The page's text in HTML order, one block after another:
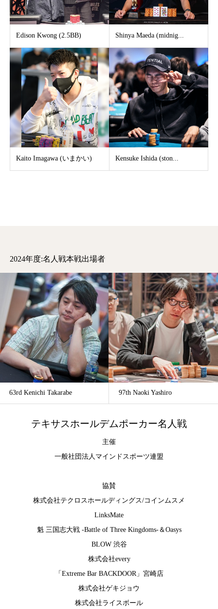
Edison Kwong (2.5BB) Shinya Maeda (midnig...
Kaito Imagawa (いまかい) Kensuke Ishida (ston...
2024年度:名人戦本戦出場者
63rd Kenichi Takarabe 97th Naoki Yashiro
テキサスホールデムポーカー名人戦
主催
一般社団法人マインドスポーツ連盟
協賛
株式会社テクロスホールディングス/コインムスメ
LinksMate
魁 三国志大戦 -Battle of Three Kingdoms-＆Oasys
BLOW 渋谷
株式会社every
「Extreme Bar BACKDOOR」宮崎店
株式会社ゲキジョウ
株式会社ライスボール